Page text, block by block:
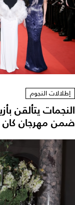
إطلالات النجوم
ضمن مهرجان كان